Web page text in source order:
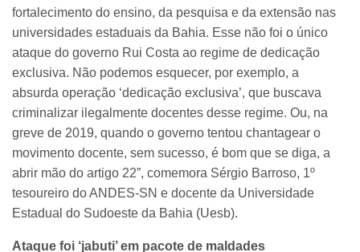
fortalecimento do ensino, da pesquisa e da extensão nas
universidades estaduais da Bahia. Esse não foi o único
ataque do governo Rui Costa ao regime de dedicação
exclusiva. Não podemos esquecer, por exemplo, a
absurda operação ‘dedicação exclusiva’, que buscava
criminalizar ilegalmente docentes desse regime. Ou, na
greve de 2019, quando o governo tentou chantagear o
movimento docente, sem sucesso, é bom que se diga, a
abrir mão do artigo 22”, comemora Sérgio Barroso, 1º
tesoureiro do ANDES-SN e docente da Universidade
Estadual do Sudoeste da Bahia (Uesb).
Ataque foi ‘jabuti’ em pacote de maldades